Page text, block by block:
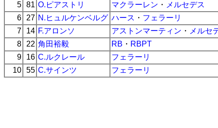
5 81 O.ピアストリ マクラーレン ・ メルセデス
6
27 N.ヒュルケンベルグ ハース ・ フェラーリ
7
14 F.アロンソ アストンマーティン ・ メルセ
8
22 角田裕毅 RB ・ RBPT
9
16 C.ルクレール
フェラーリ
10 55 C.サインツ フェラーリ